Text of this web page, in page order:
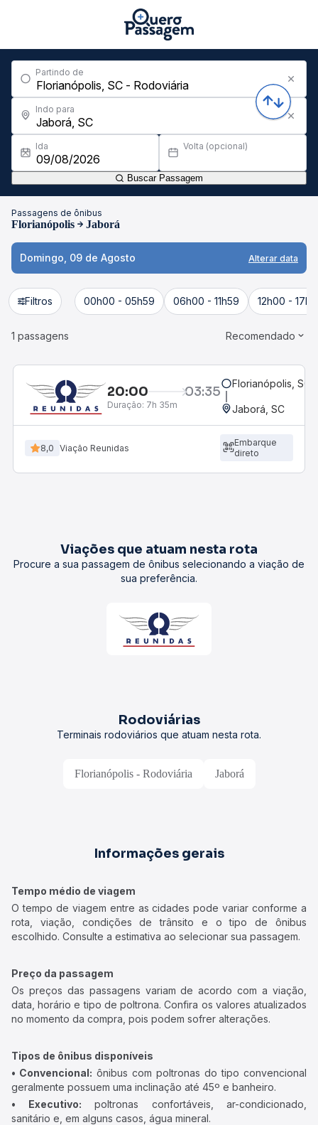
Partindo de
Indo para
Ida Volta (opcional)
Buscar Passagem
Passagens de ônibus
Florianópolis Jaborá
Domingo, 09 de Agosto Alterar data
Filtros 00h00 - 05h59 06h00 - 11h59 12h00 -
1 passagens Recomendado
20:00 03:35
Duração: 7h 35m
Florianópolis, SC
Jaborá, SC
8,0 Viação Reunidas
Embarque
direto
Viações que atuam nesta rota
Procure a sua passagem de ônibus selecionando a viação de
sua preferência.
Rodoviárias
Terminais rodoviários que atuam nesta rota.
Florianópolis - Rodoviária Jaborá
Informações gerais
Tempo médio de viagem
O tempo de viagem entre as cidades pode variar conforme a
rota, viação, condições de trânsito e o tipo de ônibus
escolhido. Consulte a estimativa ao selecionar sua passagem.
Preço da passagem
Os preços das passagens variam de acordo com a viação,
data, horário e tipo de poltrona. Confira os valores atualizados
no momento da compra, pois podem sofrer alterações.
Tipos de ônibus disponíveis
• Convencional: ônibus com poltronas do tipo convencional
geralmente possuem uma inclinação até 45º e banheiro.
• Executivo: poltronas confortáveis, ar-condicionado,
sanitário e, em alguns casos, água mineral.